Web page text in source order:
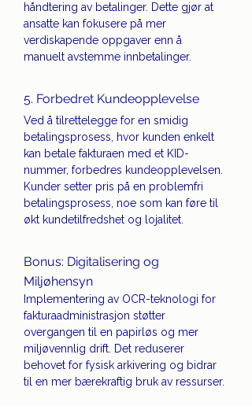
håndtering av betalinger. Dette gjør at
ansatte kan fokusere på mer
verdiskapende oppgaver enn å
manuelt avstemme innbetalinger.
5. Forbedret Kundeopplevelse
Ved å tilrettelegge for en smidig
betalingsprosess, hvor kunden enkelt
kan betale fakturaen med et KID-
nummer, forbedres kundeopplevelsen.
Kunder setter pris på en problemfri
betalingsprosess, noe som kan føre til
økt kundetilfredshet og lojalitet.
Bonus: Digitalisering og
Miljøhensyn
Implementering av OCR-teknologi for
fakturaadministrasjon støtter
overgangen til en papirløs og mer
miljøvennlig drift. Det reduserer
behovet for fysisk arkivering og bidrar
til en mer bærekraftig bruk av ressurser.